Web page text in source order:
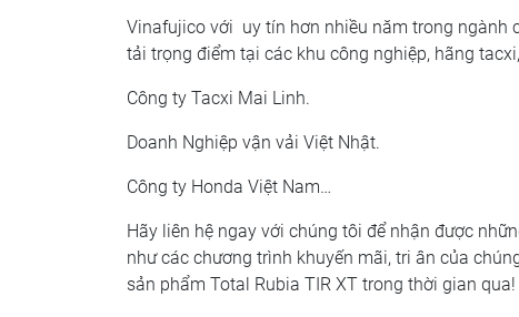
Vinafujico với uy tín hơn nhiều năm trong ngành
tải trọng điểm tại các khu công nghiệp, hãng
Công ty Tacxi Mai Linh.
Doanh Nghiệp vận vải Việt Nhật.
Công ty Honda Việt Nam…
Hãy liên hệ ngay với chúng tôi để nhận được
như các chương trình khuyến mãi, tri ân của
sản phẩm Total Rubia TIR XT trong thời gian qua!